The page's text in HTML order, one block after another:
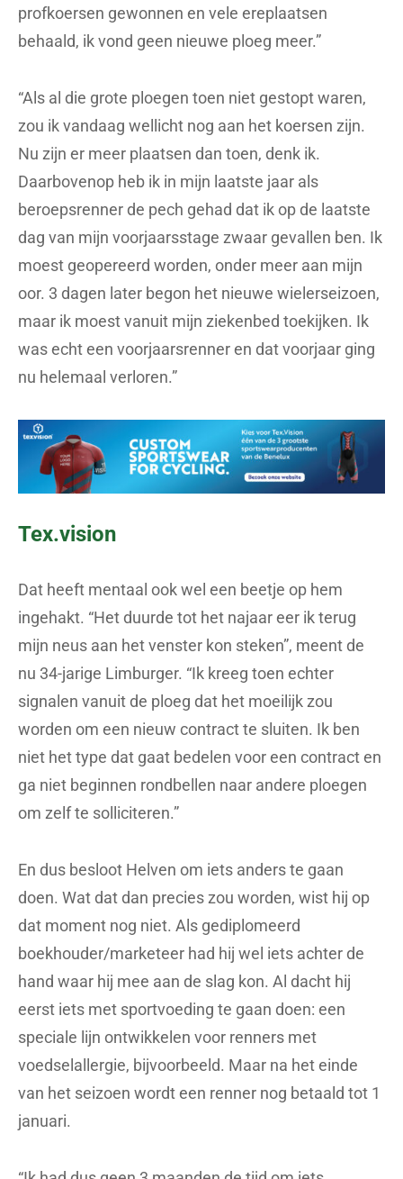
profkoersen gewonnen en vele ereplaatsen
behaald, ik vond geen nieuwe ploeg meer.”
“Als al die grote ploegen toen niet gestopt waren,
zou ik vandaag wellicht nog aan het koersen zijn.
Nu zijn er meer plaatsen dan toen, denk ik.
Daarbovenop heb ik in mijn laatste jaar als
beroepsrenner de pech gehad dat ik op de laatste
dag van mijn voorjaarsstage zwaar gevallen ben. Ik
moest geopereerd worden, onder meer aan mijn
oor. 3 dagen later begon het nieuwe wielerseizoen,
maar ik moest vanuit mijn ziekenbed toekijken. Ik
was echt een voorjaarsrenner en dat voorjaar ging
nu helemaal verloren.”
Tex.vision
Dat heeft mentaal ook wel een beetje op hem
ingehakt. “Het duurde tot het najaar eer ik terug
mijn neus aan het venster kon steken”, meent de
nu 34-jarige Limburger. “Ik kreeg toen echter
signalen vanuit de ploeg dat het moeilijk zou
worden om een nieuw contract te sluiten. Ik ben
niet het type dat gaat bedelen voor een contract en
ga niet beginnen rondbellen naar andere ploegen
om zelf te solliciteren.”
En dus besloot Helven om iets anders te gaan
doen. Wat dat dan precies zou worden, wist hij op
dat moment nog niet. Als gediplomeerd
boekhouder/marketeer had hij wel iets achter de
hand waar hij mee aan de slag kon. Al dacht hij
eerst iets met sportvoeding te gaan doen: een
speciale lijn ontwikkelen voor renners met
voedselallergie, bijvoorbeeld. Maar na het einde
van het seizoen wordt een renner nog betaald tot 1
januari.